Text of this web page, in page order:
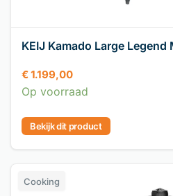
KEIJ Kamado Large Legend
€1.199,00
Op voorraad
Bekijk dit product
Cooking